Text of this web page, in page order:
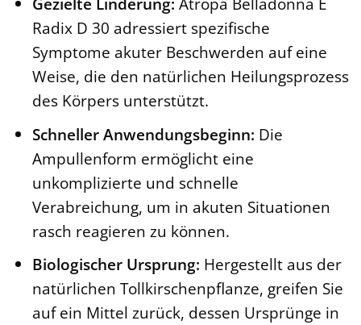
Radix D 30 adressiert spezifische
Symptome akuter Beschwerden auf eine
Weise, die den natürlichen Heilungsprozess
des Körpers unterstützt.
Schneller Anwendungsbeginn: Die
Ampullenform ermöglicht eine
unkomplizierte und schnelle
Verabreichung, um in akuten Situationen
rasch reagieren zu können.
Biologischer Ursprung: Hergestellt aus der
natürlichen Tollkirschenpflanze, greifen Sie
auf ein Mittel zurück, dessen Ursprünge in